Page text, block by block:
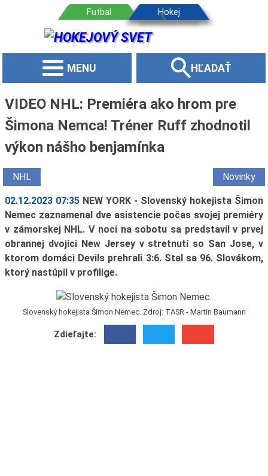
MENU HĽADAŤ
VIDEO NHL: Premiéra ako hrom pre
Šimona Nemca! Tréner Ruff zhodnotil
výkon nášho benjamínka
NHL Novinky
02.12.2023 07:35 NEW YORK - Slovenský hokejista Šimon
Nemec zaznamenal dve asistencie počas svojej premiéry
v zámorskej NHL. V noci na sobotu sa predstavil v prvej
obrannej dvojici New Jersey v stretnutí so San Jose, v
ktorom domáci Devils prehrali 3:6. Stal sa 96. Slovákom,
ktorý nastúpil v profilige.
Slovenský hokejista Šimon Nemec. Zdroj: TASR - Martin Baumann
Zdieľajte: